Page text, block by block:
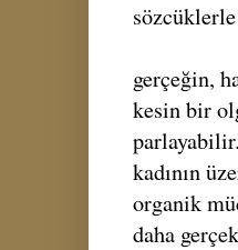
gerçeğin,
kesin bir
kadının
organik
daha